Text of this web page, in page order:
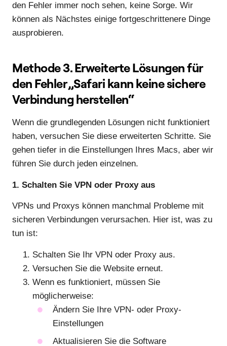
den Fehler immer noch sehen, keine Sorge. Wir
können als Nächstes einige fortgeschrittenere Dinge
ausprobieren.
Methode 3. Erweiterte Lösungen für
den Fehler „Safari kann keine sichere
Verbindung herstellen“
Wenn die grundlegenden Lösungen nicht funktioniert
haben, versuchen Sie diese erweiterten Schritte. Sie
gehen tiefer in die Einstellungen Ihres Macs, aber wir
führen Sie durch jeden einzelnen.
1. Schalten Sie VPN oder Proxy aus
VPNs und Proxys können manchmal Probleme mit
sicheren Verbindungen verursachen. Hier ist, was zu
tun ist:
Schalten Sie Ihr VPN oder Proxy aus.
Versuchen Sie die Website erneut.
Wenn es funktioniert, müssen Sie
möglicherweise:
Ändern Sie Ihre VPN- oder Proxy-
Einstellungen
Aktualisieren Sie die Software